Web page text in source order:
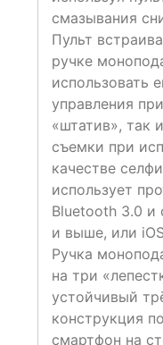
смазывания
Пульт
ручке
использовать
управления
«штатив», так
съемки при
качестве
использует
Bluetooth 3.0 и
и выше, или
Ручка
на три
устойчивый
конструкция
смартфон на